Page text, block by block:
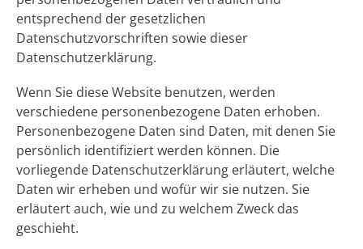
entsprechend der gesetzlichen
Datenschutzvorschriften sowie dieser
Datenschutzerklärung.
Wenn Sie diese Website benutzen, werden
verschiedene personenbezogene Daten erhoben.
Personenbezogene Daten sind Daten, mit denen Sie
persönlich identifiziert werden können. Die
vorliegende Datenschutzerklärung erläutert, welche
Daten wir erheben und wofür wir sie nutzen. Sie
erläutert auch, wie und zu welchem Zweck das
geschieht.